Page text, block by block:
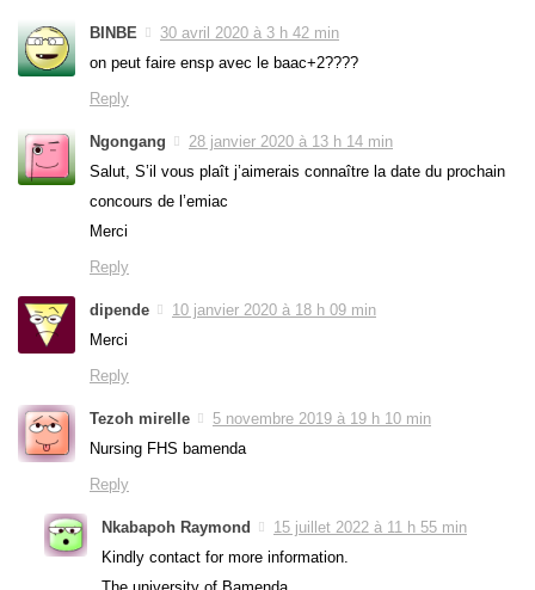
BINBE
30 avril 2020 à 3 h 42 min
on peut faire ensp avec le baac+2????
Reply
Ngongang
28 janvier 2020 à 13 h 14 min
Salut, S’il vous plaît j’aimerais connaître la date du prochain
concours de l’emiac
Merci
Reply
dipende
10 janvier 2020 à 18 h 09 min
Merci
Reply
Tezoh mirelle
5 novembre 2019 à 19 h 10 min
Nursing FHS bamenda
Reply
Nkabapoh Raymond
15 juillet 2022 à 11 h 55 min
Kindly contact for more information.